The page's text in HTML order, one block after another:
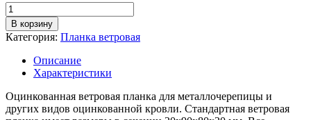
Количество
товара
Планка
ветровая,
длина
1,25м,
толщина
металла
0,5
В корзину
Категория: Планка ветровая
Описание
Характеристики
Оцинкованная ветровая планка для металлочерепицы и
других видов оцинкованной кровли. Стандартная ветровая